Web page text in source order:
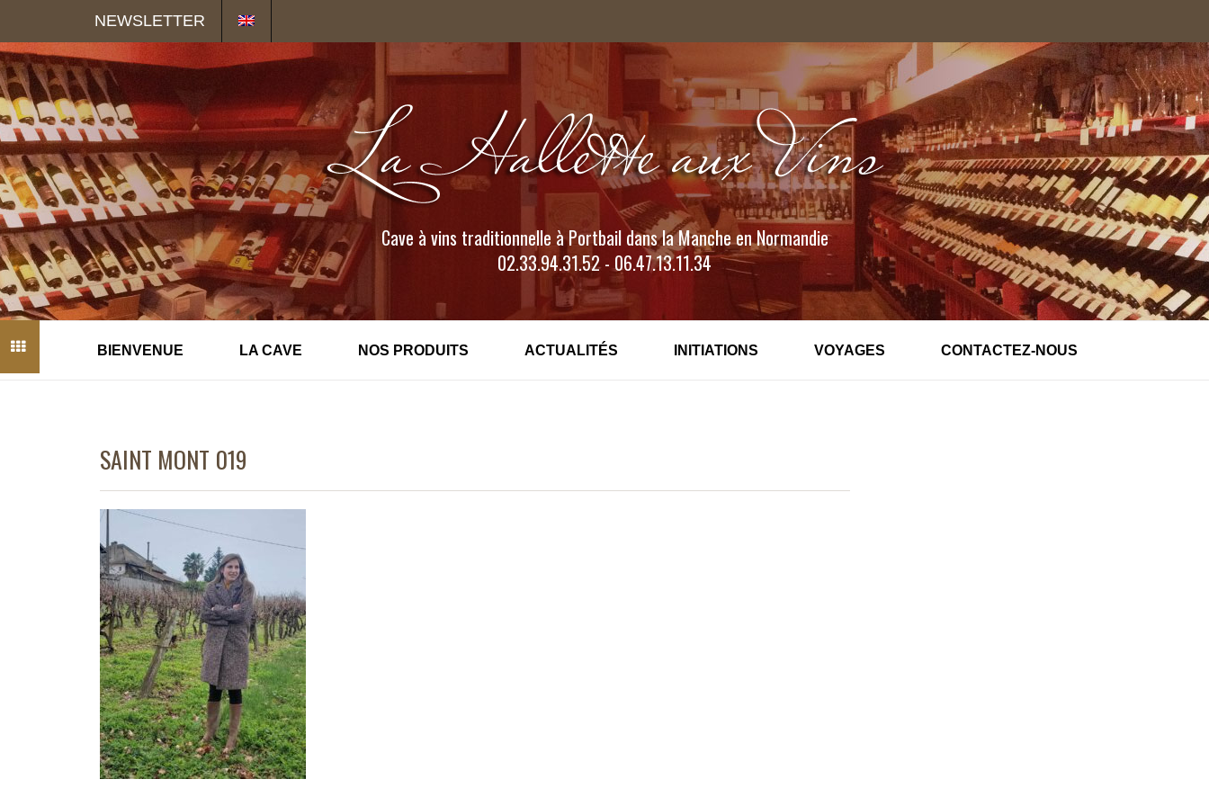
NEWSLETTER
Cave à vins traditionnelle à Portbail dans la Manche en Normandie
02.33.94.31.52 - 06.47.13.11.34
BIENVENUE LA CAVE NOS PRODUITS ACTUALITÉS INITIATIONS VOYAGES CONTACTEZ-NOUS
SAINT MONT 019
Panneau de gestion des cookies